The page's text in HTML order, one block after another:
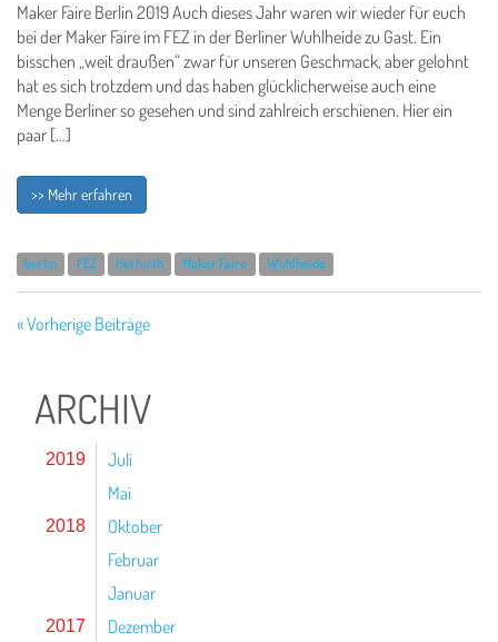
Maker Faire Berlin 2019 Auch dieses Jahr waren wir wieder für euch
bei der Maker Faire im FEZ in der Berliner Wuhlheide zu Gast. Ein
bisschen „weit draußen“ zwar für unseren Geschmack, aber gelohnt
hat es sich trotzdem und das haben glücklicherweise auch eine
Menge Berliner so gesehen und sind zahlreich erschienen. Hier ein
paar […]
>> Mehr erfahren
berlin FEZ Herfurth Maker Faire Wuhlheide
« Vorherige Beiträge
ARCHIV
2019
Juli
Mai
2018
Oktober
Februar
Januar
2017
Dezember